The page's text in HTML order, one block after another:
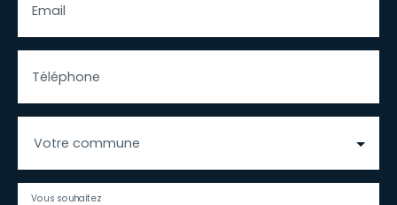
Email
Téléphone
Votre commune
Vous souhaitez